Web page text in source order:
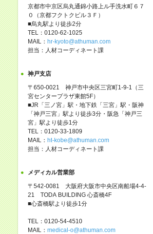
京都市中京区烏丸通錦小路上ル手洗水町６７
０（京都フクトクビル３Ｆ）
■烏丸駅より徒歩2分
TEL：0120-62-1025
MAIL： hr-kyoto@athuman.com
担当：人材コーディネート課
神戸支店
〒650-0021 神戸市中央区三宮町1-9-1（三
宮センタープラザ東館5F）
■JR「三ノ宮」駅・地下鉄「三宮」駅・阪神
「神戸三宮」駅より徒歩3分・阪急「神戸三
宮」駅より徒歩1分
TEL：0120-33-1809
MAIL： ht-kobe@athuman.com
担当：人材コーディネート課
メディカル営業部
〒542-0081 大阪府大阪市中央区南船場4-4-
21 TODA BUILDING 心斎橋4F
■心斎橋駅より徒歩1分
TEL：0120-54-4510
MAIL： medical-o@athuman.com